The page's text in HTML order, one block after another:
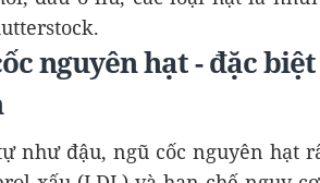
nguyên hạt - đặc
như đậu, ngũ cốc nguyên hạt